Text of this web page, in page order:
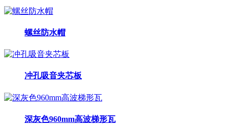
螺丝防水帽
冲孔吸音夹芯板
深灰色960mm高波梯形瓦